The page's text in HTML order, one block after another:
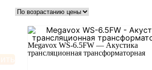
Megavox WS-6.5FW — Акустика
трансляционная трансформаторная